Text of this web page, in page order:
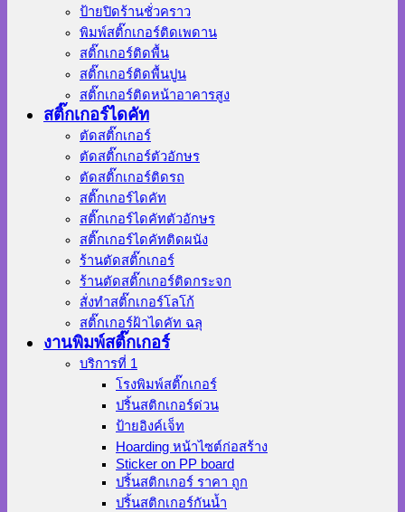
ป้ายปิดร้านชั่วคราว
พิมพ์สติ๊กเกอร์ติดเพดาน
สติ๊กเกอร์ติดพื้น
สติ๊กเกอร์ติดพื้นปูน
สติ๊กเกอร์ติดหน้าอาคารสูง
สติ๊กเกอร์ไดคัท
ตัดสติ๊กเกอร์
ตัดสติ๊กเกอร์ตัวอักษร
ตัดสติ๊กเกอร์ติดรถ
สติ๊กเกอร์ไดคัท
สติ๊กเกอร์ไดคัทตัวอักษร
สติ๊กเกอร์ไดคัทติดผนัง
ร้านตัดสติ๊กเกอร์
ร้านตัดสติ๊กเกอร์ติดกระจก
สั่งทําสติ๊กเกอร์โลโก้
สติ๊กเกอร์ฝ้าไดคัท ฉลุ
งานพิมพ์สติ๊กเกอร์
บริการที่ 1
โรงพิมพ์สติ๊กเกอร์
ปริ้นสติกเกอร์ด่วน
ป้ายอิงค์เจ็ท
Hoarding หน้าไซต์ก่อสร้าง
Sticker on PP board
ปริ้นสติกเกอร์ ราคา ถูก
ปริ้นสติกเกอร์กันน้ำ